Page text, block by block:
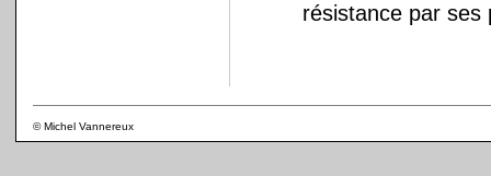
résistance par ses
© Michel Vannereux